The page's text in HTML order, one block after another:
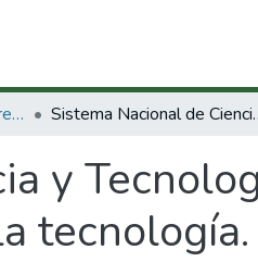
Libros Minciencias - Referenciales Sistema Nacional de Ciencia
y
tecnología.